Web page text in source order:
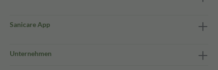
Sanicare App
Unternehmen